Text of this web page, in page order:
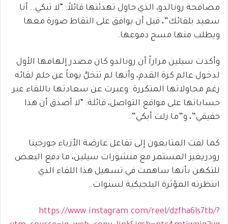
مصافحة رونالدو، الذي حاول تهدئتها قائلاً: “لا تبكي.. أنا
سعيد بلقائك”، قبل أن يوافق على التقاط صورة معها
ويطلب منها مسح دموعها.
وأكدت سيلين مراراً أن رونالدو كان مصدر إلهامها الأول
لدخول عالم كرة القدم، وأنها لم تتخلَّ يوماً عن حلم لقائه
رغم محاولاتها المتكررة. وعبرت عن سعادتها باللقاء عبر
حساباتها على مواقع التواصل، قائلة: “لا أصدق أن هذا
حقيقي”، و”ما زلت أبكي”.
كما لفت المتابعون إلى تفاعل عارضة الأزياء جورجينا
رودريغيز المستمر مع منشورات سيلين، ما دفع البعض
للتكهن بأنها ساهمت في تسهيل هذا اللقاء الذي
انتظرته المؤثرة البلجيكية لسنوات.
https://www.instagram.com/reel/dzfha6ls7tb/?